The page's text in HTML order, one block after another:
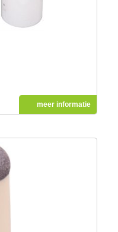
meer informatie